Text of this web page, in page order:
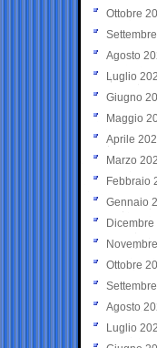
Ottobre
Agosto
Luglio
Giugno
Maggio
Aprile
Marzo
Febbraio
Gennaio
Ottobre
Agosto
Luglio